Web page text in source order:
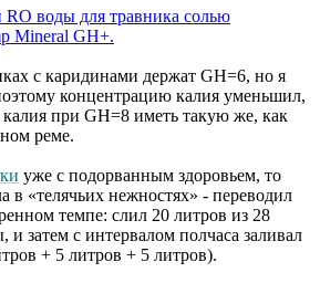
воды для травника солью
Mineral GH+.
с каридинами держат GH=6, но я
концентрацию калия уменьшил,
при GH=8 иметь такую же, как
реме.
уже с подорванным здоровьем, то
в «телячьих нежностях» - переводил
темпе: слил 20 литров из 28
затем с интервалом полчаса заливал
+ 5 литров + 5 литров).